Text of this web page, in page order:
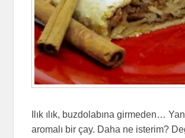
Ilık ılık, buzdolabına girmeden…
aromalı bir çay. Daha ne isterim?